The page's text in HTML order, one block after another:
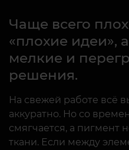
Чаще всего
«плохие идеи»,
мелкие и
решения.
На свежей работе всё
аккуратно. Но со
смягчается, а пигмент
ткани. Если между